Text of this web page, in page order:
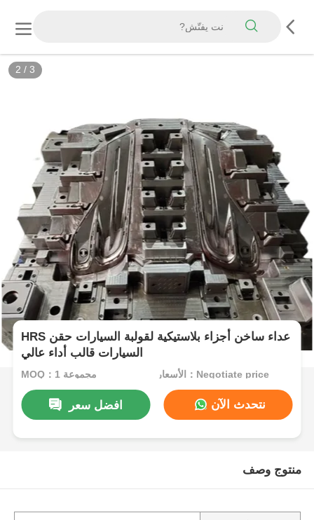
2 / 3
HRS عداء ساخن أجزاء بلاستيكية لقولبة السيارات حقن
السيارات قالب أداء عالي
MOQ：1 مجموعة الأسعار：Negotiate price
افضل سعر نتحدث الآن
منتوج وصف